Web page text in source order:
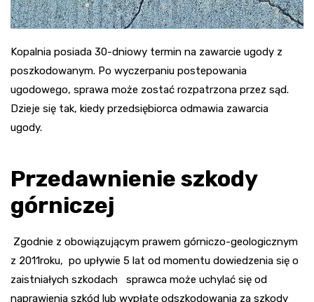
Kopalnia posiada 30-dniowy termin na zawarcie ugody z
poszkodowanym. Po wyczerpaniu postepowania
ugodowego, sprawa może zostać rozpatrzona przez sąd.
Dzieje się tak, kiedy przedsiębiorca odmawia zawarcia
ugody.
Przedawnienie szkody
górniczej
Zgodnie z obowiązującym prawem górniczo-geologicznym
z 2011roku, po upływie 5 lat od momentu dowiedzenia się o
zaistniałych szkodach sprawca może uchylać się od
naprawienia szkód lub wypłatę odszkodowania za szkody